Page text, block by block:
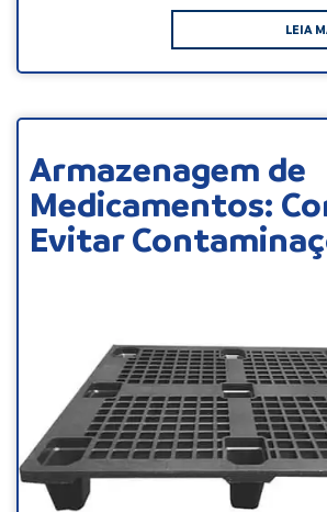
LEIA
Armazenagem de
Medicamentos:
Evitar